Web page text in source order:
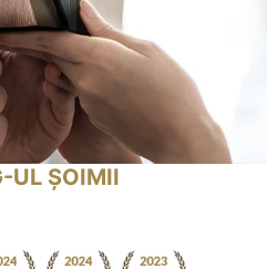
UL ȘOIMII